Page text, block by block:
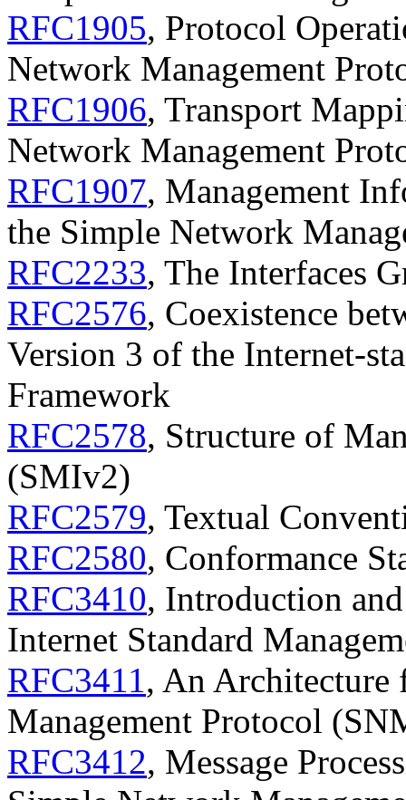
RFC1905, Protocol
Network Management
RFC1906, Transport
Network Management
RFC1907, Management
the Simple Network
RFC2233, The Interfaces
RFC2576, Coexistence
Version 3 of the Internet-
Framework
RFC2578, Structure of
(SMIv2)
RFC2579, Textual
RFC2580, Conformance
RFC3410, Introduction
Internet Standard
RFC3411, An Architecture
Management Protocol
RFC3412, Message